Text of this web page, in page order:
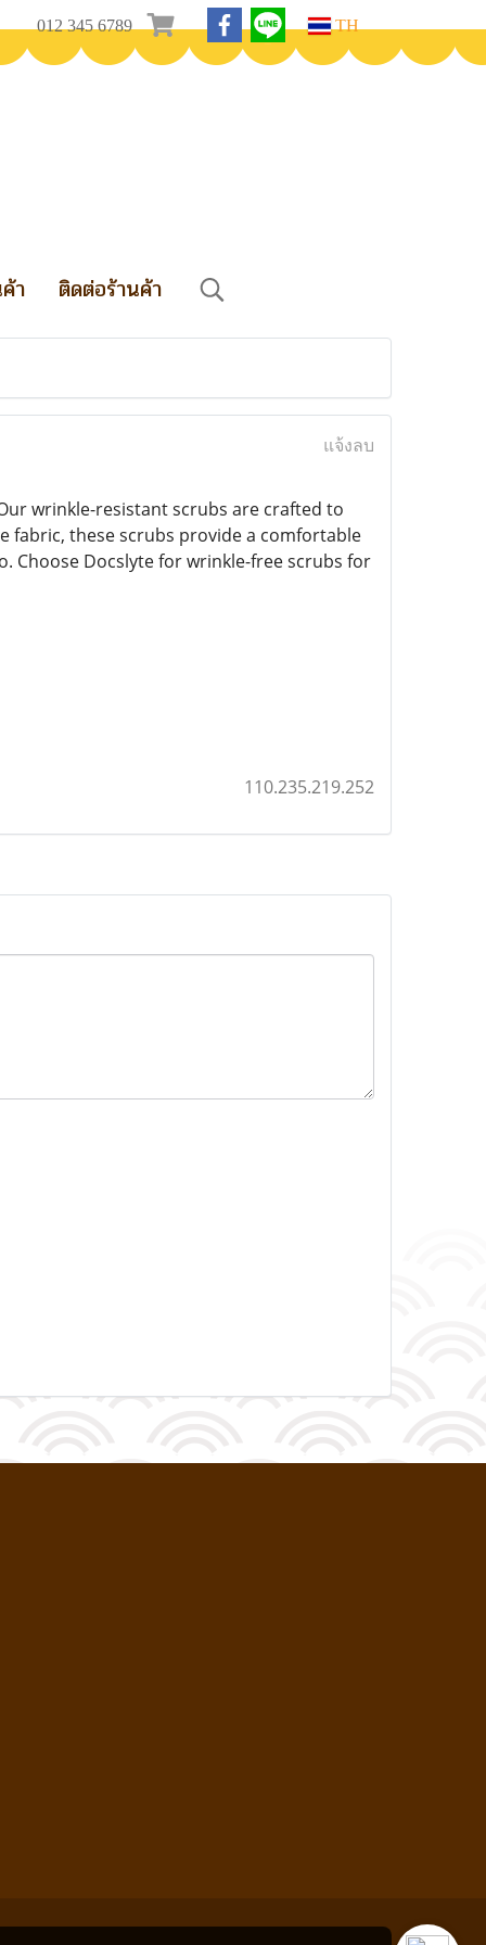
012 345 6789 TH
า ติดต่อร้านค้า
แจ้งลบ
wrinkle-resistant scrubs are crafted to
fabric, these scrubs provide a comfortable
Choose Docslyte for wrinkle-free scrubs for
110.235.219.252